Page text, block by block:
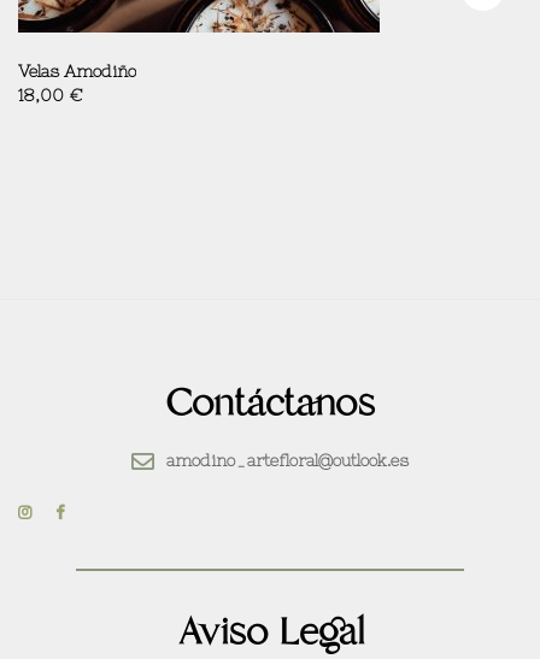
Velas Amodiño
18,00 €
Contáctanos
amodino_artefloral@outlook.es
Aviso Legal